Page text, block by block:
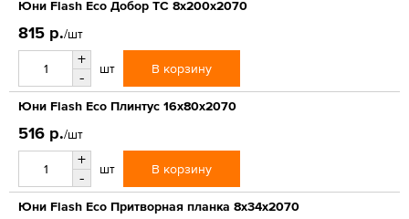
Юни Flash Eco Добор ТС 8x200x2070
815 р./шт
+
-
шт В корзину
Юни Flash Eco Плинтус 16x80x2070
516 р./шт
+
-
шт В корзину
Юни Flash Eco Притворная планка 8x34x2070